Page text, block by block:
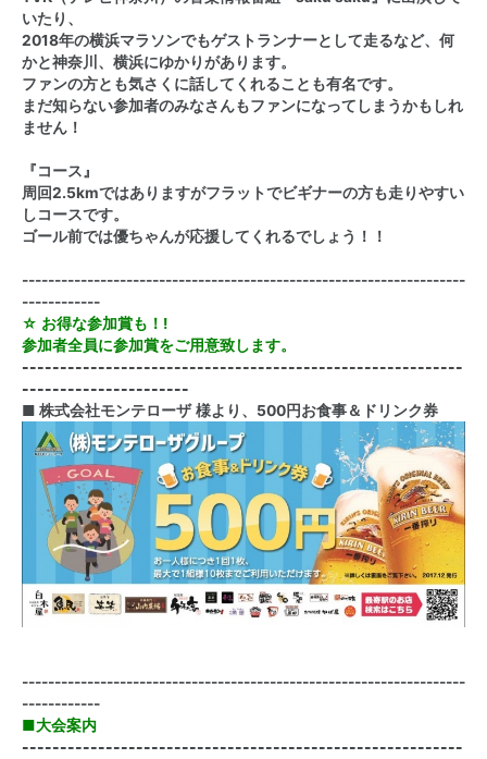
いたり、
2018年の横浜マラソンでもゲストランナーとして走るなど、何
かと神奈川、横浜にゆかりがあります。
ファンの方とも気さくに話してくれることも有名です。
まだ知らない参加者のみなさんもファンになってしまうかもしれ
ません！
『コース』
周回2.5kmではありますがフラットでビギナーの方も走りやすい
しコースです。
ゴール前では優ちゃんが応援してくれるでしょう！！
--------------------------------------------------------------------
------------
☆ お得な参加賞も！ !
参加者全員に参加賞をご用意致します。
----------------------------------------------------------
----------------------
■ 株式会社モンテローザ 様より、 500円お食事＆ドリンク券
--------------------------------------------------------------------
------------
■大会案内
----------------------------------------------------------